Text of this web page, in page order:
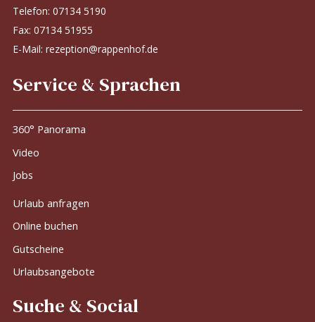
Telefon:07134 5190
Fax: 07134 51955
E-Mail:rezeption@rappenhof.de
Service & Sprachen
360° Panorama
Video
Jobs
Urlaub anfragen
Online buchen
Gutscheine
Urlaubsangebote
Suche & Social